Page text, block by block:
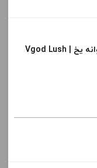
های محصول را
جویس سالت ویگاد هندوانه یخ | Vgod Lush